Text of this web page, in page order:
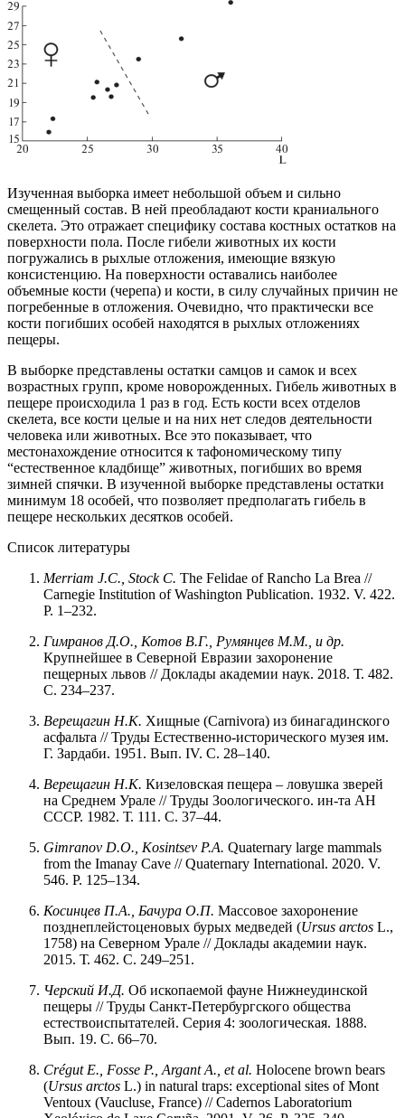
Изученная выборка имеет небольшой объем и сильно
смещенный состав. В ней преобладают кости краниального
скелета. Это отражает специфику состава костных остатков на
поверхности пола. После гибели животных их кости
погружались в рыхлые отложения, имеющие вязкую
консистенцию. На поверхности оставались наиболее
объемные кости (черепа) и кости, в силу случайных причин не
погребенные в отложения. Очевидно, что практически все
кости погибших особей находятся в рыхлых отложениях
пещеры.
В выборке представлены остатки самцов и самок и всех
возрастных групп, кроме новорожденных. Гибель животных в
пещере происходила 1 раз в год. Есть кости всех отделов
скелета, все кости целые и на них нет следов деятельности
человека или животных. Все это показывает, что
местонахождение относится к тафономическому типу
“естественное кладбище” животных, погибших во время
зимней спячки. В изученной выборке представлены остатки
минимум 18 особей, что позволяет предполагать гибель в
пещере нескольких десятков особей.
Список литературы
Merriam J.C., Stock C. The Felidae of Rancho La Brea //
Carnegie Institution of Washington Publication. 1932. V. 422.
P. 1–232.
Гимранов Д.О., Котов В.Г., Румянцев М.М., и др.
Крупнейшее в Северной Евразии захоронение
пещерных львов // Доклады академии наук. 2018. Т. 482.
С. 234–237.
Верещагин Н.К. Хищные (Carnivora) из бинагадинского
асфальта // Труды Естественно-исторического музея им.
Г. Зардаби. 1951. Вып. IV. С. 28–140.
Верещагин Н.К. Кизеловская пещера – ловушка зверей
на Среднем Урале // Труды Зоологического. ин-та АН
СССР. 1982. Т. 111. С. 37–44.
Gimranov D.O., Kosintsev P.A. Quaternary large mammals
from the Imanay Cave // Quaternary International. 2020. V.
546. P. 125–134.
Косинцев П.А., Бачура О.П. Массовое захоронение
позднеплейстоценовых бурых медведей (Ursus arctos L.,
1758) на Северном Урале // Доклады академии наук.
2015. Т. 462. С. 249–251.
Черский И.Д. Об ископаемой фауне Нижнеудинской
пещеры // Труды Санкт-Петербургского общества
естествоиспытателей. Серия 4: зоологическая. 1888.
Вып. 19. С. 66–70.
Crégut E., Fosse P., Argant A., et al. Holocene brown bears
(Ursus arctos L.) in natural traps: exceptional sites of Mont
Ventoux (Vaucluse, France) // Cadernos Laboratorium